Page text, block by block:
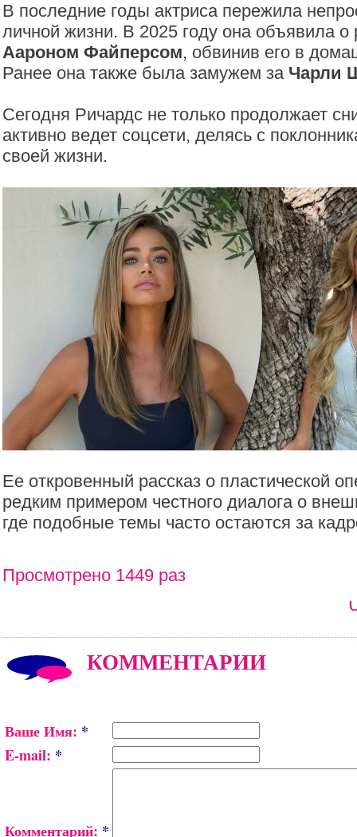
В последние годы актриса пережила
личной жизни. В 2025 году она объявила
Аароном Файперсом, обвинив его в
Ранее она также была замужем за Чарли
Сегодня Ричардс не только продолжает
активно ведет соцсети, делясь с
своей жизни.
Ее откровенный рассказ о пластической
редким примером честного диалога о
где подобные темы часто остаются за
Просмотрено 1449 раз
КОММЕНТАРИИ
Ваше Имя: *
E-mail: *
Комментарий: *